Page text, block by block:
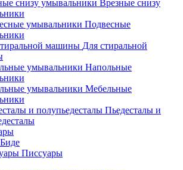
Врезные снизу
Подвесные
Для стиральной
Напольные
Мебельные
Пьедесталы и
Биде
Писсуары